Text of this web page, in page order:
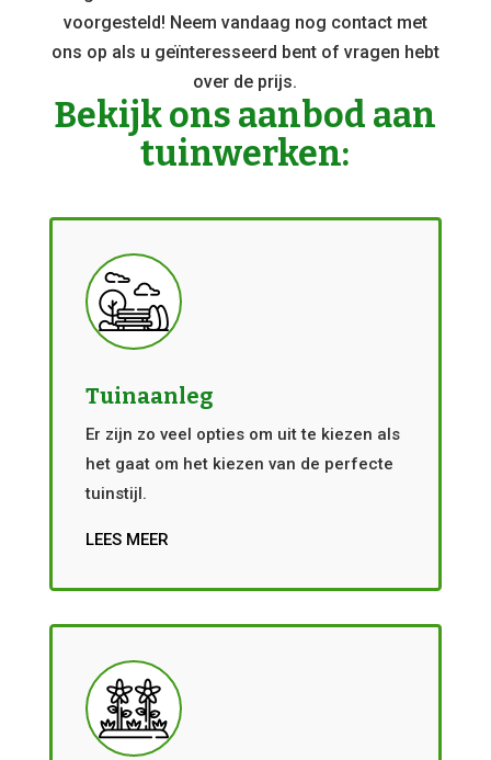
voorgesteld! Neem vandaag nog contact met
ons op als u geïnteresseerd bent of vragen hebt
over de prijs.
Bekijk ons aanbod aan
tuinwerken:
Tuinaanleg
Er zijn zo veel opties om uit te kiezen als
het gaat om het kiezen van de perfecte
tuinstijl.
LEES MEER